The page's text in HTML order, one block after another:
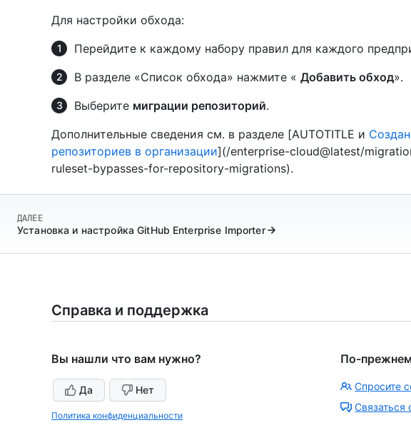
Для настройки обхода:
Перейдите к каждому набору правил для каждого
В разделе «Список обхода» нажмите « Добавить обход».
Выберите миграции репозиторий.
Дополнительные сведения см. в разделе [AUTOTITLE и
репозиториев в организации](/enterprise-cloud@latest/
ruleset-bypasses-for-repository-migrations).
ДАЛЕЕ
Установка и настройка GitHub Enterprise Importer
Справка и поддержка
Вы нашли что вам нужно?
Да Нет
Политика конфиденциальности
По-
Спросите